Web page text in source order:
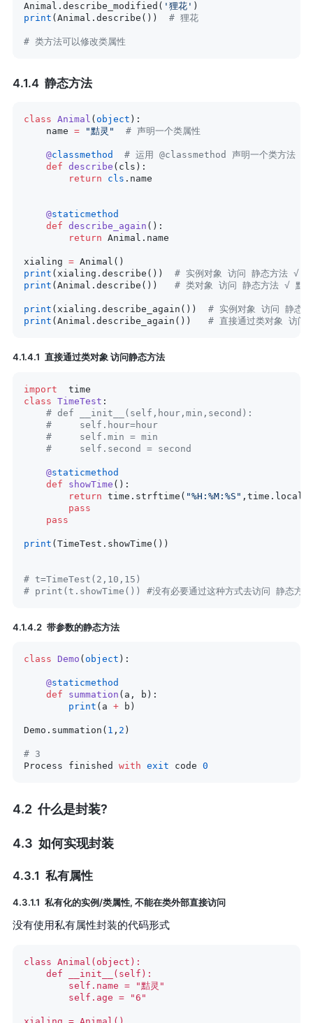
Animal.describe_modified( '狸花' )
print (Animal.describe()) # 狸花
# 类方法可以修改类属性
静态方法
class Animal (object ):
    name
= "黠灵"
  # 声明一个类属性
    @
classmethod
  # 运用 @classmethod 声明一个类方法
    def
describe (cls):
        return
cls .name
    @
staticmethod
    def
describe_again ():
        return
Animal.name
xialing = Animal()
print (xialing.describe()) # 实例对象 访问 静态方法 √
print (Animal.describe()) # 类对象 访问 静态方法 √ 黠灵
print (xialing.describe_again()) # 实例对象 访问 静态
print (Animal.describe_again()) # 直接通过类对象 访问
直接通过类对象 访问静态方法
import
  time
class TimeTest :
    # def __init__(self,hour,min,second):
    #     self.hour=hour
    #     self.min = min
    #     self.second = second
    @
staticmethod
    def
showTime ():
        return
time.strftime( "%H:%M:%S"
        pass
    pass
print (TimeTest.showTime())
# t=TimeTest(2,10,15)
# print(t.showTime()) #没有必要通过这种方式去访问 静态方法
带参数的静态方法
class Demo ( object ):
    @
staticmethod
    def
summation (a, b):
        print
(a + b)
Demo.summation( 1 , 2 )
# 3
Process finished with exit code 0
什么是封装?
如何实现封装
私有属性
私有化的实例/类属性, 不能在类外部直接访问
没有使用私有属性封装的代码形式
class Animal(object):
    def __init__(self):
        self.name = "黠灵"
        self.age = "6"